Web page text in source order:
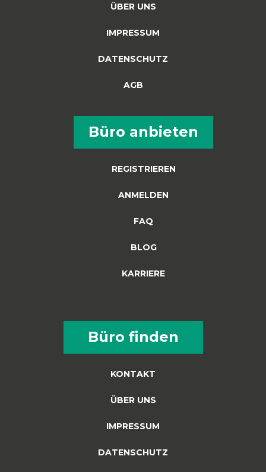
ÜBER UNS
IMPRESSUM
DATENSCHUTZ
AGB
Büro anbieten
REGISTRIEREN
ANMELDEN
FAQ
BLOG
KARRIERE
Büro finden
KONTAKT
ÜBER UNS
IMPRESSUM
DATENSCHUTZ